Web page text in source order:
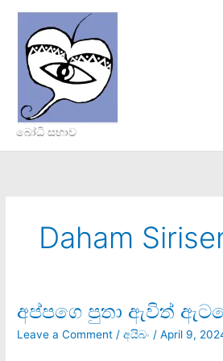
content
බෝධි සභාව
Daham
අප්පගෙ පුතා ඇවිත්
Leave a Comment /අයිබං /April 9,
අප්පගෙ
පුතා
ඇවිත්